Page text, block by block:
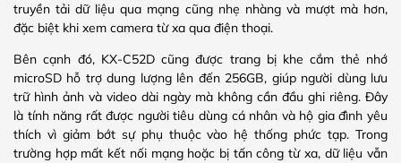
truyền tải dữ liệu qua mạng cũng nhẹ nhàng và mượt mà hơn,
đặc biệt khi xem camera từ xa qua điện thoại.
Bên cạnh đó, KX-C52D cũng được trang bị khe cắm thẻ nhớ
microSD hỗ trợ dung lượng lên đến 256GB, giúp người dùng lưu
trữ hình ảnh và video dài ngày mà không cần đầu ghi riêng. Đây
là tính năng rất được người tiêu dùng cá nhân và hộ gia đình yêu
thích vì giảm bớt sự phụ thuộc vào hệ thống phức tạp. Trong
trường hợp mất kết nối mạng hoặc bị tấn công từ xa, dữ liệu vẫn